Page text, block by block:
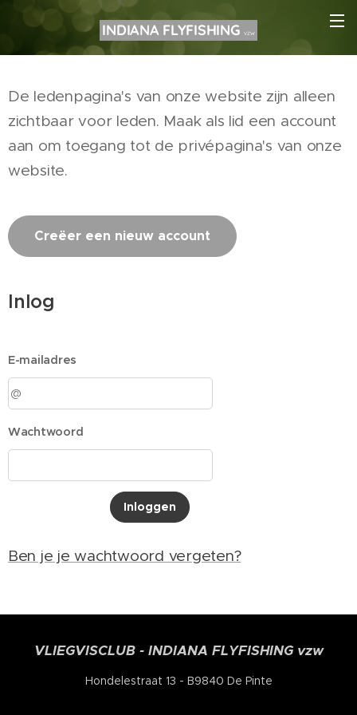
INDIANA FLYFISHINGVZW
De ledenpagina's van onze website zijn alleen
zichtbaar voor leden. Maak als lid een account
aan om toegang tot de privépagina's van onze
website.
Creëer een nieuw account
Inlog
E-mailadres
Wachtwoord
Inloggen
Ben je je wachtwoord vergeten?
VLIEGVISCLUB - INDIANA FLYFISHING vzw
Hondelestraat 13 - B9840 De Pinte